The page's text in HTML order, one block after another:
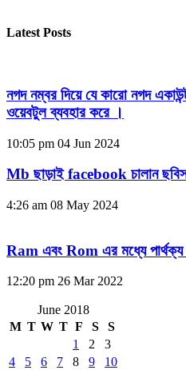
Latest Posts
নগদ নম্বর দিয়ে যে কারো নগদ
ওয়েবটুল ব্যবহার করে ।
10:05 pm 04 Jun 2024
Mb ছাড়াই facebook চালান
4:26 am 08 May 2024
Ram এবং Rom এর মধ্যে পার্থক্য
12:20 pm 26 Mar 2022
June 2018
M T W T F S
S
1
2
3
4
5 6 7 8 9
10